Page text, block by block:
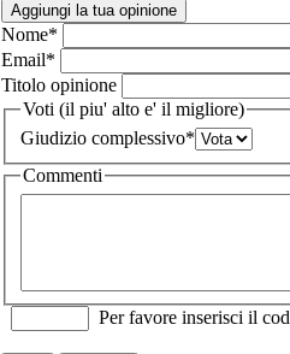
Aggiungi la tua opinione
Nome*
Email*
Titolo opinione
Voti (il piu' alto e' il migliore)
Giudizio complessivo*
Commenti
Per favore inserisci il